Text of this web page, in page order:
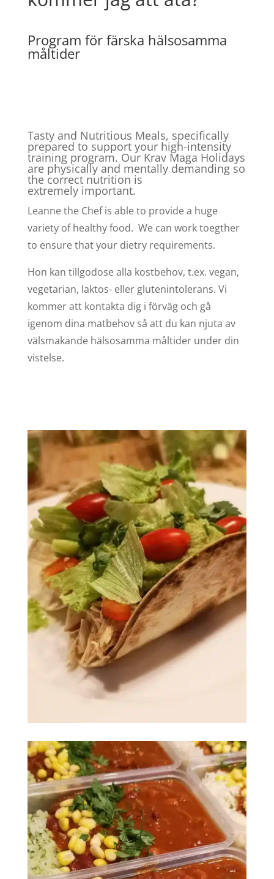
Program för färska hälsosamma
måltider
Tasty and Nutritious Meals, specifically
prepared to support your high-intensity
training program. Our Krav Maga Holidays
are physically and mentally demanding so
the correct nutrition is
extremely important.
Leanne the Chef is able to provide a huge
variety of healthy food. We can work toegther
to ensure that your dietry requirements.
Hon kan tillgodose alla kostbehov, t.ex. vegan,
vegetarian, laktos- eller glutenintolerans. Vi
kommer att kontakta dig i förväg och gå
igenom dina matbehov så att du kan njuta av
välsmakande hälsosamma måltider under din
vistelse.